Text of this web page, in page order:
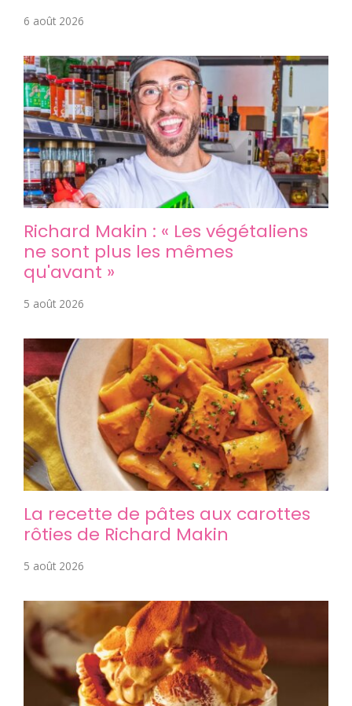
6 août 2026
Richard Makin : « Les végétaliens
ne sont plus les mêmes
qu'avant »
5 août 2026
La recette de pâtes aux carottes
rôties de Richard Makin
5 août 2026